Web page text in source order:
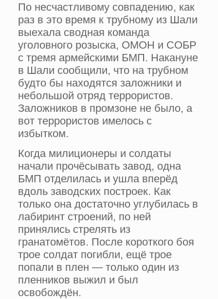
По несчастливому совпадению, как
раз в это время к трубному из Шали
выехала сводная команда
уголовного розыска, ОМОН и СОБР
с тремя армейскими БМП. Накануне
в Шали сообщили, что на трубном
будто бы находятся заложники и
небольшой отряд террористов.
Заложников в промзоне не было, а
вот террористов имелось с
избытком.
Когда милиционеры и солдаты
начали прочёсывать завод, одна
БМП отделилась и ушла вперёд
вдоль заводских построек. Как
только она достаточно углубилась в
лабиринт строений, по ней
принялись стрелять из
гранатомётов. После короткого боя
трое солдат погибли, ещё трое
попали в плен — только один из
пленников выжил и был
освобождён.